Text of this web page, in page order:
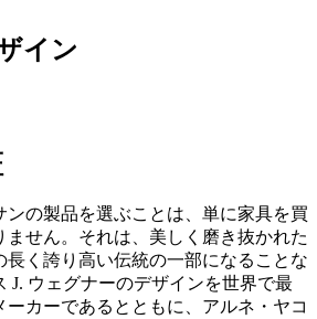
イン
ンの製品を選ぶことは、単に家具を買
ません。それは、美しく磨き抜かれた
長く誇り高い伝統の一部になることな
J. ウェグナーのデザインを世界で最
ーカーであるとともに、アルネ・ヤコ